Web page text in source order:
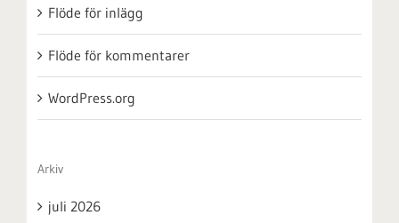
Flöde för inlägg
Flöde för kommentarer
WordPress.org
Arkiv
juli 2026